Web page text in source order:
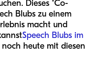
Dieses "Co-
Blubs zu einem
macht und
Speech Blubs im
noch heute mit diesen